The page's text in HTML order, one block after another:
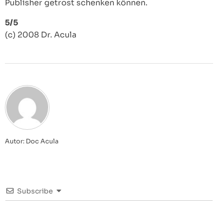
Publisher getrost schenken können.
5/5
(c) 2008 Dr. Acula
Autor: Doc Acula
Subscribe